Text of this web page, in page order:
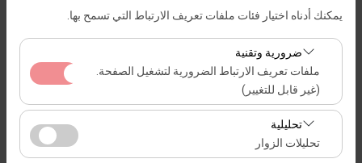
يمكنك أدناه اختيار فئات ملفات تعريف الارتباط التي تسمح بها.
ضرورية وتقنية
ملفات تعريف الارتباط الضرورية لتشغيل الصفحة.
(غير قابل للتغيير)
تعد ملفات تعريف الارتباط هذه ضرورية لعمل الموقع بشكل
صحيح، والأمان، وإدارة الجلسات، والوظائف الأساسية. لا يمكن
تعطيلها.
تحليلية
تحليلات الزوار
Mersin
تحديد موقع مختلف الانزال
تاريخ الالتقاط والوقت